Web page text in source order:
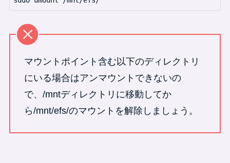
マウントポイント含む以下のディレクトリ
にいる場合はアンマウントできないの
で、/mntディレクトリに移動してか
ら/mnt/efs/のマウントを解除しましょう。